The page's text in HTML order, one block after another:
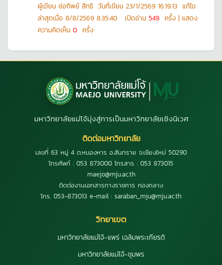
ผู้เขียน ช่อทิพย์ สิทธิ วันที่เขียน 23/1/2569 16:19:13 แก้ไข
ล่าสุดเมื่อ 8/8/2569 8:35:40 เปิดอ่าน 549 ครั้ง | แสดง
ความคิดเห็น 0 ครั้ง
มหาวิทยาลัยแม่โจ้มุ่งสู่การเป็นมหาวิทยาลัยเชิงนิเวศ
ติดต่อมหาวิทยาลัย
เลขที่ 63 หมู่ 4 ต.หนองหาร อ.สันทราย จ.เชียงใหม่ 50290
โทรศัพท์ : 053 873000 โทรสาร : 053 873015
maejo@mju.ac.th
ติดต่องานเอกสารทางราชการ กองกลาง
โทร. 053-873013 e-mail : saraban_mju@mju.ac.th
วิทยาเขต
มหาวิทยาลัยแม่โจ้-แพร่ เฉลิมพระเกียรติ
มหาวิทยาลัยแม่โจ้-ชุมพร